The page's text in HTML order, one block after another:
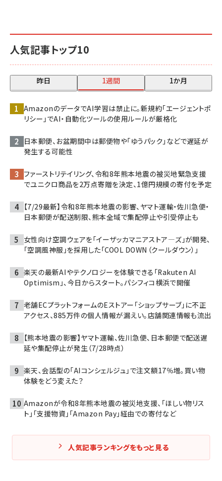
人気記事トップ10
昨日 1週間 1か月
AmazonのデータでAI学習は禁止に。新規約「エージェントポ
リシー」でAI・自動化ツールの使用ルールが厳格化
日本郵便、お盆期間中は郵便物や「ゆうパック」などで遅延が
発生する可能性
ファーストリテイリング、令和8年熊本地震の被災地緊急支援
でユニクロ商品を2万点寄贈を決定、1億円規模の寄付を予定
【7/29最新】令和8年熊本地震の影響、ヤマト運輸・佐川急便・
日本郵便が配送制限、熊本全域で集配停止や引受停止も
女性向け空調ウェアを「イーザッカマニアストア―ズ」が開発、
「空調風神服」を採用した「COOL DOWN（クールダウン）」
楽天の最新AIやテクノロジーを体験できる「Rakuten AI
Optimism」、今日からスタート。パシフィコ横浜で開催
老舗ECプラットフォームのEストアー「ショップサーブ」に不正
アクセス、885万件の個人情報が漏えい。店舗関連情報も流出
【熊本地震の影響】ヤマト運輸、佐川急便、日本郵便で配送遅
延や集配停止が発生（7/28時点）
楽天、会話型の「AIコンシェルジュ」で注文額17％増。買い物
体験をどう変えた？
Amazonが令和8年熊本地震の被災地支援、「ほしい物リス
ト」「支援物資」「Amazon Pay」経由での寄付など
人気記事ランキングをもっと見る